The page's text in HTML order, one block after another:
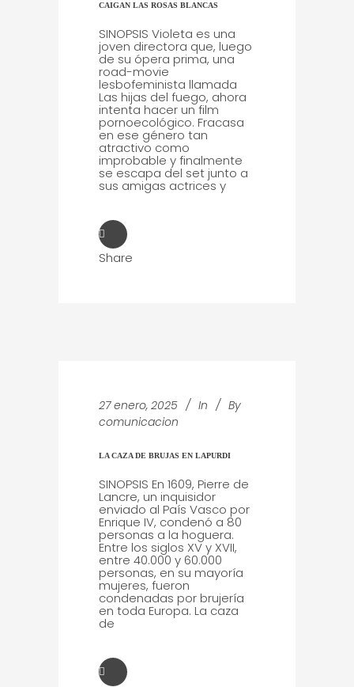
CAIGAN LAS ROSAS BLANCAS
SINOPSIS Violeta es una
joven directora que, luego
de su ópera prima, una
road-movie
lesbofeminista llamada
Las hijas del fuego, ahora
intenta hacer un film
pornoecológico. Fracasa
en ese género tan
atractivo como
improbable y finalmente
se escapa del set junto a
sus amigas actrices y
Share
27 enero, 2025 In
By
comunicacion
LA CAZA DE BRUJAS EN LAPURDI
SINOPSIS En 1609, Pierre de
Lancre, un inquisidor
enviado al País Vasco por
Enrique IV, condenó a 80
personas a la hoguera.
Entre los siglos XV y XVII,
entre 40.000 y 60.000
personas, en su mayoría
mujeres, fueron
condenadas por brujería
en toda Europa. La caza
de